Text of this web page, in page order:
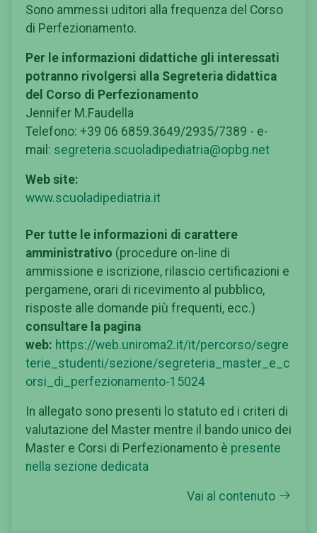
Sono ammessi uditori alla frequenza del Corso
di Perfezionamento.
Per le informazioni didattiche gli interessati
potranno rivolgersi alla Segreteria didattica
del Corso di Perfezionamento
Jennifer M.Faudella
Telefono: +39 06 6859.3649/2935/7389 - e-
mail: segreteria.scuoladipediatria@opbg.net
Web site:
www.scuoladipediatria.it
Per tutte le informazioni di carattere
amministrativo (procedure on-line di
ammissione e iscrizione, rilascio certificazioni e
pergamene, orari di ricevimento al pubblico,
risposte alle domande più frequenti, ecc.)
consultare la pagina
web: https://web.uniroma2.it/it/percorso/segre
terie_studenti/sezione/segreteria_master_e_c
orsi_di_perfezionamento-15024
In allegato sono presenti lo statuto ed i criteri di
valutazione del Master mentre il bando unico dei
Master e Corsi di Perfezionamento è presente
nella sezione dedicata
Vai al contenuto